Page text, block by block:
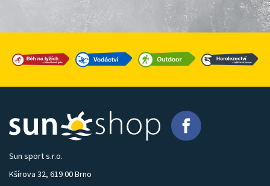
Sun sport s.r.o.
Kšírova 32, 619 00 Brno